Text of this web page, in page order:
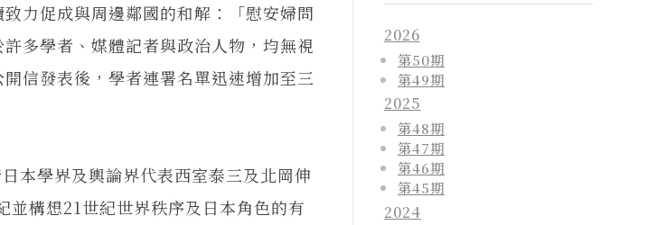
力促成與周邊鄰國的和解：「慰安婦問
多學者、媒體記者與政治人物，均無視
信發表後，學者連署名單迅速增加至三
學界及輿論界代表西室泰三及北岡伸
構想21世紀世界秩序及日本角色的有
2026
第50期
第49期
2025
第48期
第47期
第46期
第45期
2024